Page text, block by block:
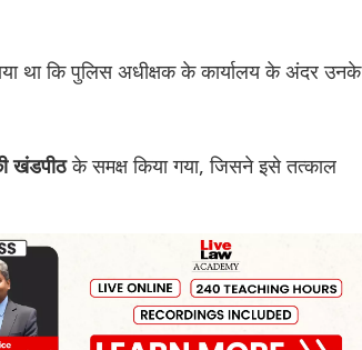
था कि पुलिस अधीक्षक के कार्यालय के अंदर उनके
खंडपीठके समक्ष किया गया, जिसने इसे तत्काल